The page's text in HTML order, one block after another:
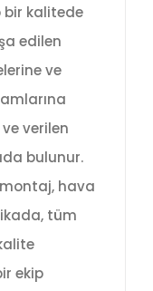
bir kalitede
edilen
ve
ve verilen
bulunur.
hava
tüm
ekip